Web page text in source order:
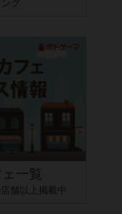
グ
一覧
舗以上掲載中